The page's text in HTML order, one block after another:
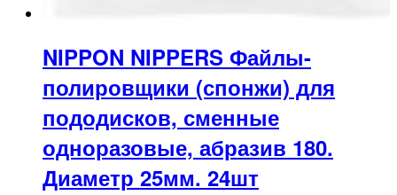
NIPPON NIPPERS Файлы-
полировщики (спонжи) для
пододисков, сменные
одноразовые, абразив 180.
Диаметр 25мм. 24шт